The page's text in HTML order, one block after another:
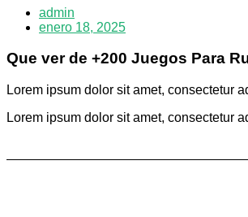
admin
enero 18, 2025
Que ver de +200 Juegos Para
Lorem ipsum dolor sit amet, consectetur
Lorem ipsum dolor sit amet, consectetur